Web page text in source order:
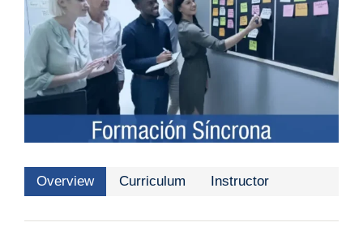
Overview Curriculum Instructor